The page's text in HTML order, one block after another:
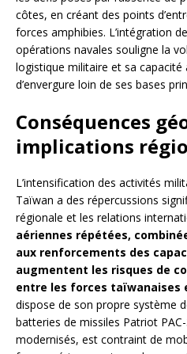
côtes, en créant des points
forces amphibies. L’intégration
opérations navales souligne la
logistique militaire et sa
d’envergure loin de ses bases
Conséquences
implications
L’intensification des activités
Taïwan a des répercussions
régionale et les relations
aériennes répétées,
aux renforcements des
augmentent les risques de
entre les forces taïwanaises
dispose de son propre système
batteries de missiles Patriot
modernisés, est contraint de